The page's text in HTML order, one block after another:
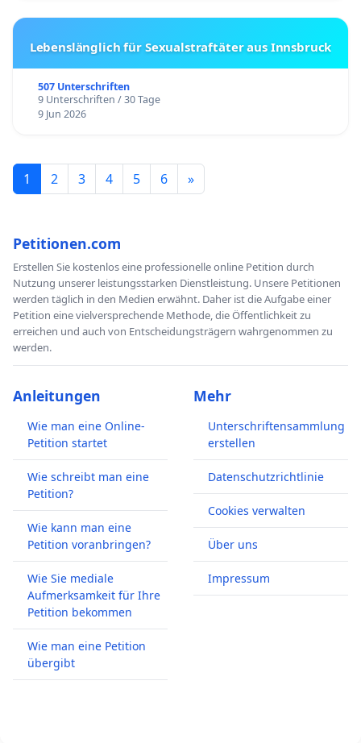
Lebenslänglich für Sexualstraftäter aus Innsbruck
507 Unterschriften
9 Unterschriften / 30 Tage
9 Jun 2026
1 2 3 4 5 6 »
Petitionen.com
Erstellen Sie kostenlos eine professionelle online Petition durch
Nutzung unserer leistungsstarken Dienstleistung. Unsere Petitionen
werden täglich in den Medien erwähnt. Daher ist die Aufgabe einer
Petition eine vielversprechende Methode, die Öffentlichkeit zu
erreichen und auch von Entscheidungsträgern wahrgenommen zu
werden.
Anleitungen
Wie man eine Online-
Petition startet
Wie schreibt man eine
Petition?
Wie kann man eine
Petition voranbringen?
Wie Sie mediale
Aufmerksamkeit für Ihre
Petition bekommen
Wie man eine Petition
übergibt
Mehr
Unterschriftensammlung
erstellen
Datenschutzrichtlinie
Cookies verwalten
Über uns
Impressum